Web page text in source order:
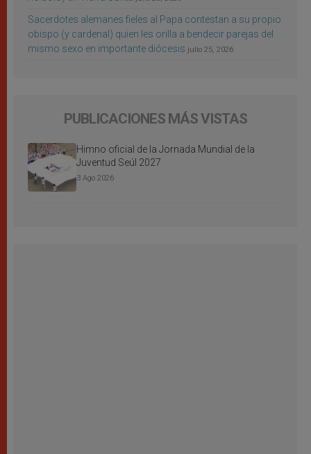
Sacerdotes alemanes fieles al Papa contestan a su propio
obispo (y cardenal) quien les orilla a bendecir parejas del
mismo sexo en importante diócesis julio 25, 2026
PUBLICACIONES MÁS VISTAS
Himno oficial de la Jornada Mundial de la
Juventud Seúl 2027
3 Ago 2026